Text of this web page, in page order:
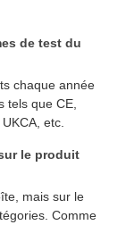
de test du
chaque année
tels que CE,
etc.
le produit
mais sur le
Comme